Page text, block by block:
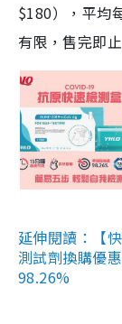
$180），平均
有限，售完即止
延伸閱讀：【
測試劑換購優
98.26%